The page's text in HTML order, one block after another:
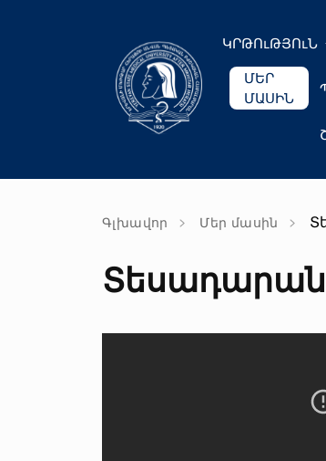
ԿՐԹՈւԹՅՈւՆ
ՄԵՐ
ՄԱՍԻՆ
Գլխավոր Մեր մասին
Տեսադարան